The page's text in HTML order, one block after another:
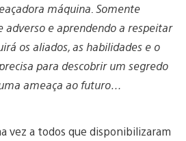
máquina. Somente
adverso e aprendendo a respeitar
os aliados, as habilidades e o
para descobrir um segredo
ameaça ao futuro…
vez a todos que disponibilizaram